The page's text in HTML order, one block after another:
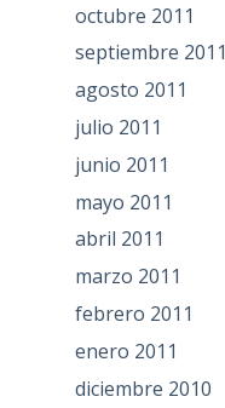
octubre 2011
septiembre 2011
agosto 2011
julio 2011
junio 2011
mayo 2011
abril 2011
marzo 2011
febrero 2011
enero 2011
diciembre 2010